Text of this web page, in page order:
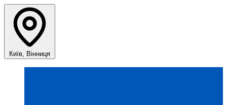
Київ, Вінниця